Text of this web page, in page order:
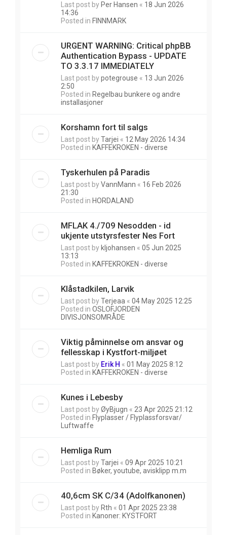
Last post by Per Hansen « 18 Jun 2026
14:36
Posted in FINNMARK
URGENT WARNING: Critical phpBB
Authentication Bypass - UPDATE
TO 3.3.17 IMMEDIATELY
Last post bypotegrouse « 13 Jun 2026
2:50
Posted in Regelbau bunkere og andre
installasjoner
Korshamn fort til salgs
Last post byTarjei « 12 May 2026 14:34
Posted in KAFFEKROKEN - diverse
Tyskerhulen på Paradis
Last post byVannMann « 16 Feb 2026
21:30
Posted in HORDALAND
MFLAK 4./709 Nesodden - id
ukjente utstyrsfester Nes Fort
Last post by kljohansen « 05 Jun 2025
13:13
Posted in KAFFEKROKEN - diverse
Klåstadkilen, Larvik
Last post byTerjeaa « 04 May 2025 12:25
Posted in OSLOFJORDEN
DIVISJONSOMRÅDE
Viktig påminnelse om ansvar og
fellesskap i Kystfort-miljøet
Last post by Erik H « 01 May 2025 8:12
Posted in KAFFEKROKEN - diverse
Kunes i Lebesby
Last post byØyBjugn « 23 Apr 2025 21:12
Posted in Flyplasser / Flyplassforsvar/
Luftwaffe
Hemliga Rum
Last post byTarjei « 09 Apr 2025 10:21
Posted in Bøker, youtube, avisklipp m.m
40,6cm SK C/34 (Adolfkanonen)
Last post by Rth « 01 Apr 2025 23:38
Posted in Kanoner: KYSTFORT